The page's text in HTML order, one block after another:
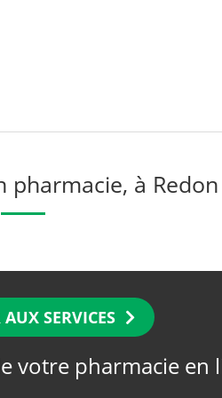
pharmacie, à Redon
AUX SERVICES
votre pharmacie en